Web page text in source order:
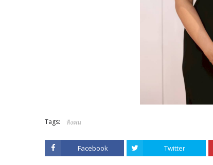
Tags: สังคม
Facebook Twitter